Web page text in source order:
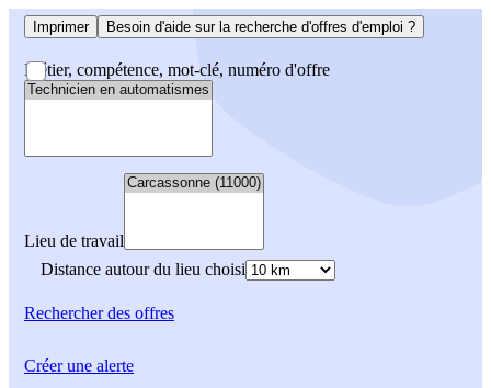
Imprimer Besoin d'aide sur la recherche d'offres d'emploi ?
Métier, compétence, mot-clé, numéro d'offre
Lieu de travail
Distance autour du lieu choisi
Rechercherdes offres
Créer une alerte